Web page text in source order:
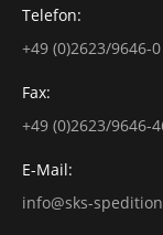
Telefon:
+49 (0)2623/9646-0
Fax:
+49 (0)2623/9646-
E-Mail:
info@sks-